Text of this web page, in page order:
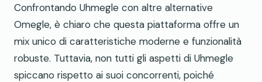
Confrontando Uhmegle con altre alternative
Omegle, è chiaro che questa piattaforma offre un
mix unico di caratteristiche moderne e funzionalità
robuste. Tuttavia, non tutti gli aspetti di Uhmegle
spiccano rispetto ai suoi concorrenti, poiché